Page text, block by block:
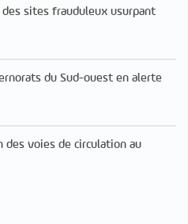
sites frauduleux usurpant
du Sud-ouest en alerte
des voies de circulation au